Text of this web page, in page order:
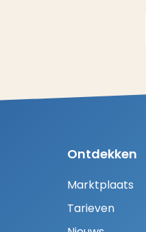
Ontdekken
Marktplaats
Tarieven